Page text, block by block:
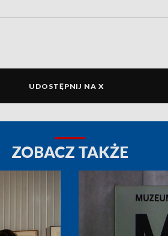
UDOSTĘPNIJ NA X
ZOBACZ TAKŻE